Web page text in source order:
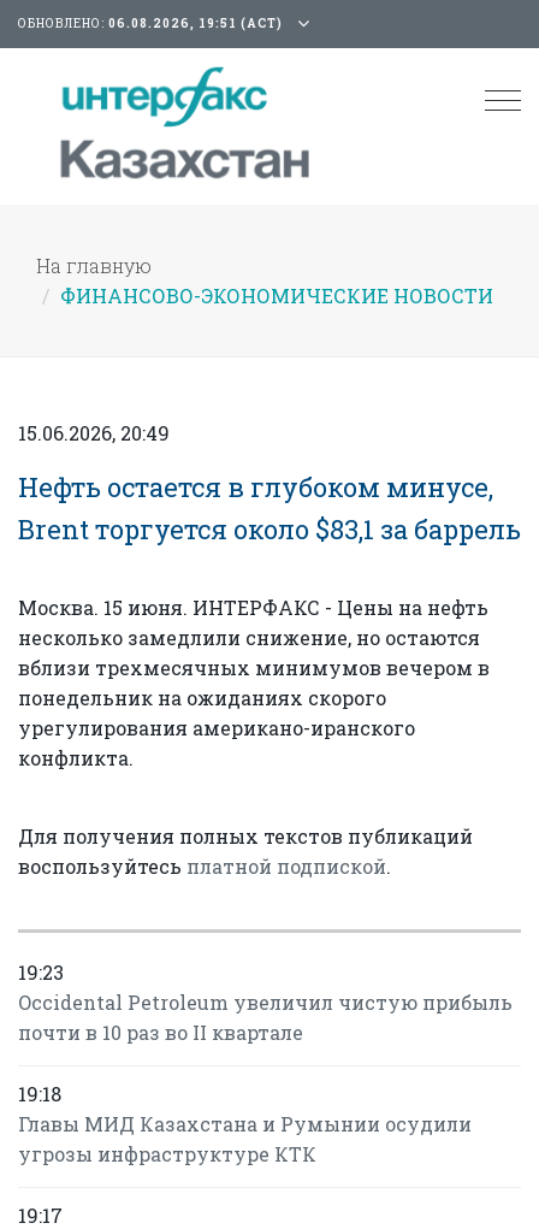
ОБНОВЛЕНО: 06.08.2026, 19:51 (АСТ)
На главную
ФИНАНСОВО-ЭКОНОМИЧЕСКИЕ НОВОСТИ
15.06.2026, 20:49
Нефть остается в глубоком минусе,
Brent торгуется около $83,1 за баррель
Москва. 15 июня. ИНТЕРФАКС - Цены на нефть
несколько замедлили снижение, но остаются
вблизи трехмесячных минимумов вечером в
понедельник на ожиданиях скорого
урегулирования американо-иранского
конфликта.
Для получения полных текстов публикаций
воспользуйтесь платной подпиской.
19:23
Occidental Petroleum увеличил чистую прибыль
почти в 10 раз во II квартале
19:18
Главы МИД Казахстана и Румынии осудили
угрозы инфраструктуре КТК
19:17